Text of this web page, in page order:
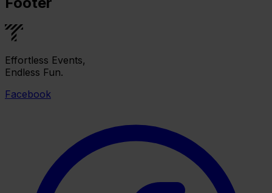
Effortless Events,
Endless Fun.
Facebook